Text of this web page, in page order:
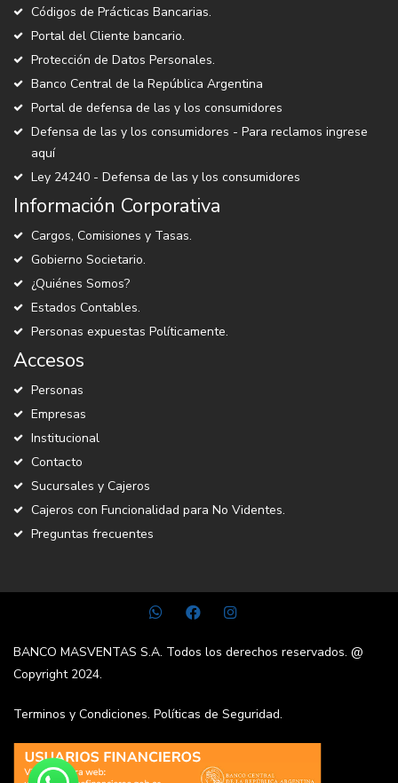
Códigos de Prácticas Bancarias.
Portal del Cliente bancario.
Protección de Datos Personales.
Banco Central de la República Argentina
Portal de defensa de las y los consumidores
Defensa de las y los consumidores - Para reclamos ingrese
aquí
Ley 24240 - Defensa de las y los consumidores
Información Corporativa
Cargos, Comisiones y Tasas.
Gobierno Societario.
¿Quiénes Somos?
Estados Contables.
Personas expuestas Políticamente.
Accesos
Personas
Empresas
Institucional
Contacto
Sucursales y Cajeros
Cajeros con Funcionalidad para No Videntes.
Preguntas frecuentes
BANCO MASVENTAS S.A. Todos los derechos reservados. @
Copyright 2024.
Terminos y Condiciones. Políticas de Seguridad.